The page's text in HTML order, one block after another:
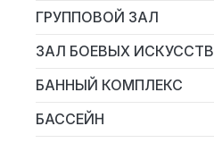
ГРУППОВОЙ ЗАЛ
ЗАЛ БОЕВЫХ ИСКУССТВ
Тайский бокс
Кикбоксинг
БАННЫЙ КОМПЛЕКС
Солярий
БАССЕЙН